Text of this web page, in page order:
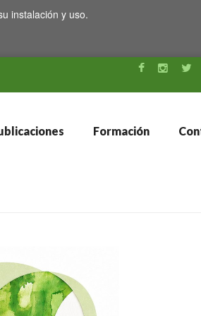
instalación y uso.
Formación